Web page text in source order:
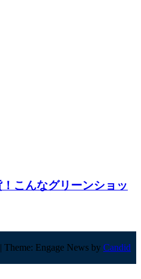
こんなグリーンショッ
| Theme: Engage News by Candid